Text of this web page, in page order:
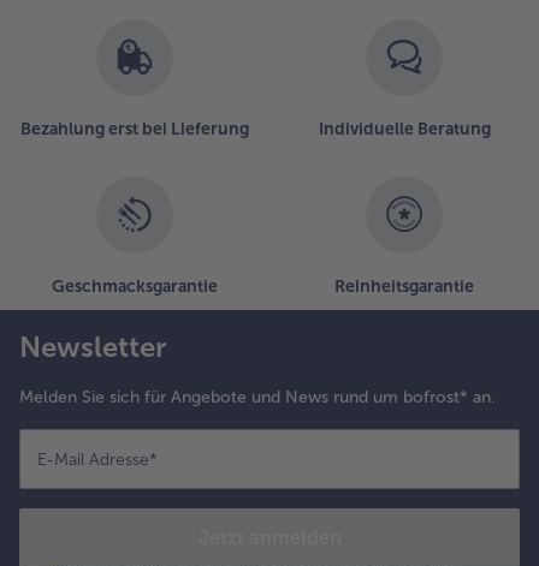
Bezahlung erst bei Lieferung Individuelle Beratung
Geschmacksgarantie Reinheitsgarantie
Newsletter
Melden Sie sich für Angebote und News rund um bofrost* an.
E-Mail Adresse*